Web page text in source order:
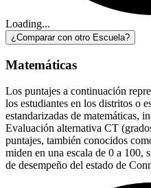
Loading...
¿Comparar con otro Escuela?
Matemáticas
Los puntajes a continuación
los estudiantes en los distritos o
estandarizadas de matemáticas,
Evaluación alternativa CT
puntajes, también conocidos
miden en una escala de 0 a 100,
de desempeño del estado de